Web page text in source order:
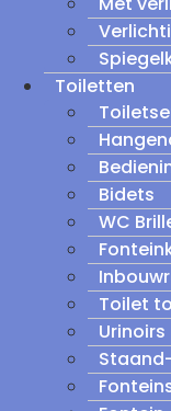
Toiletten
Bidets
WC
Toilet
Urinoirs